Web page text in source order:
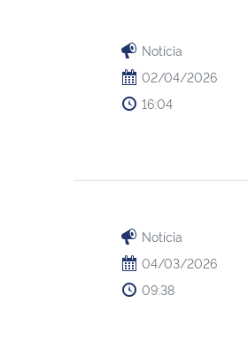
Notícia
02/04/2026
16:04
Notícia
04/03/2026
09:38